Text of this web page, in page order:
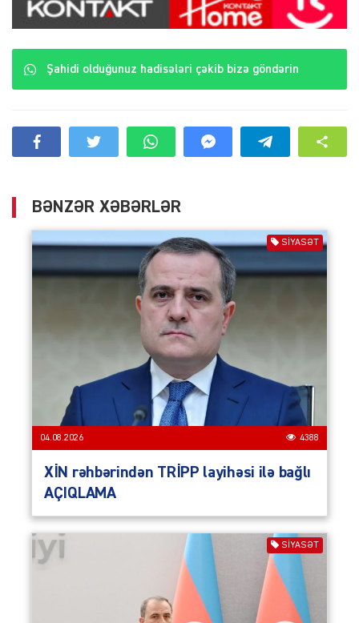
Şahidi olduğunuz hadisələri çəkib bizə göndərin
BƏNZƏR XƏBƏRLƏR
SIYASƏT
04.08.2026 4388
XİN rəhbərindən TRİPP layihəsi ilə bağlı
AÇIQLAMA
SIYASƏT